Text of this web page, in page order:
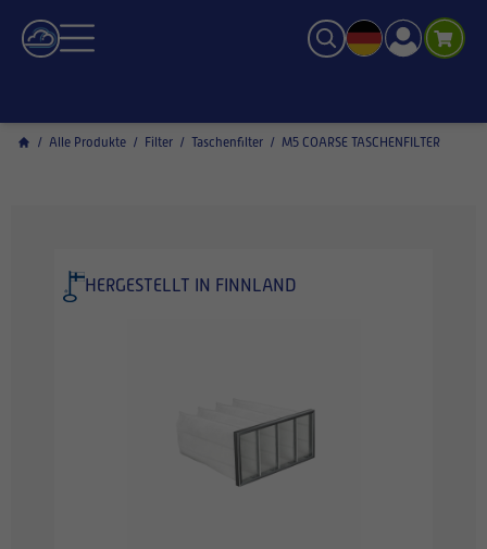
/ Alle Produkte / Filter / Taschenfilter / M5 COARSE TASCHENFILTER
HERGESTELLT IN FINNLAND